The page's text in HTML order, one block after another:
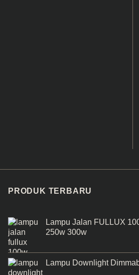
PRODUK TERBARU
Lampu Jalan FULLUX
250w 300w
Lampu Downlight